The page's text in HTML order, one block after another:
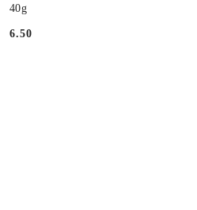
40g
Cena:
6.50